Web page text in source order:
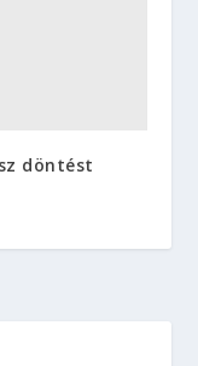
döntést